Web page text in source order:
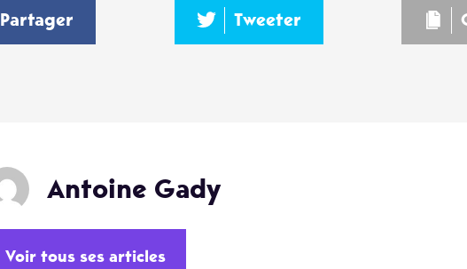
Partager Tweeter
Antoine Gady
Voir tous ses articles